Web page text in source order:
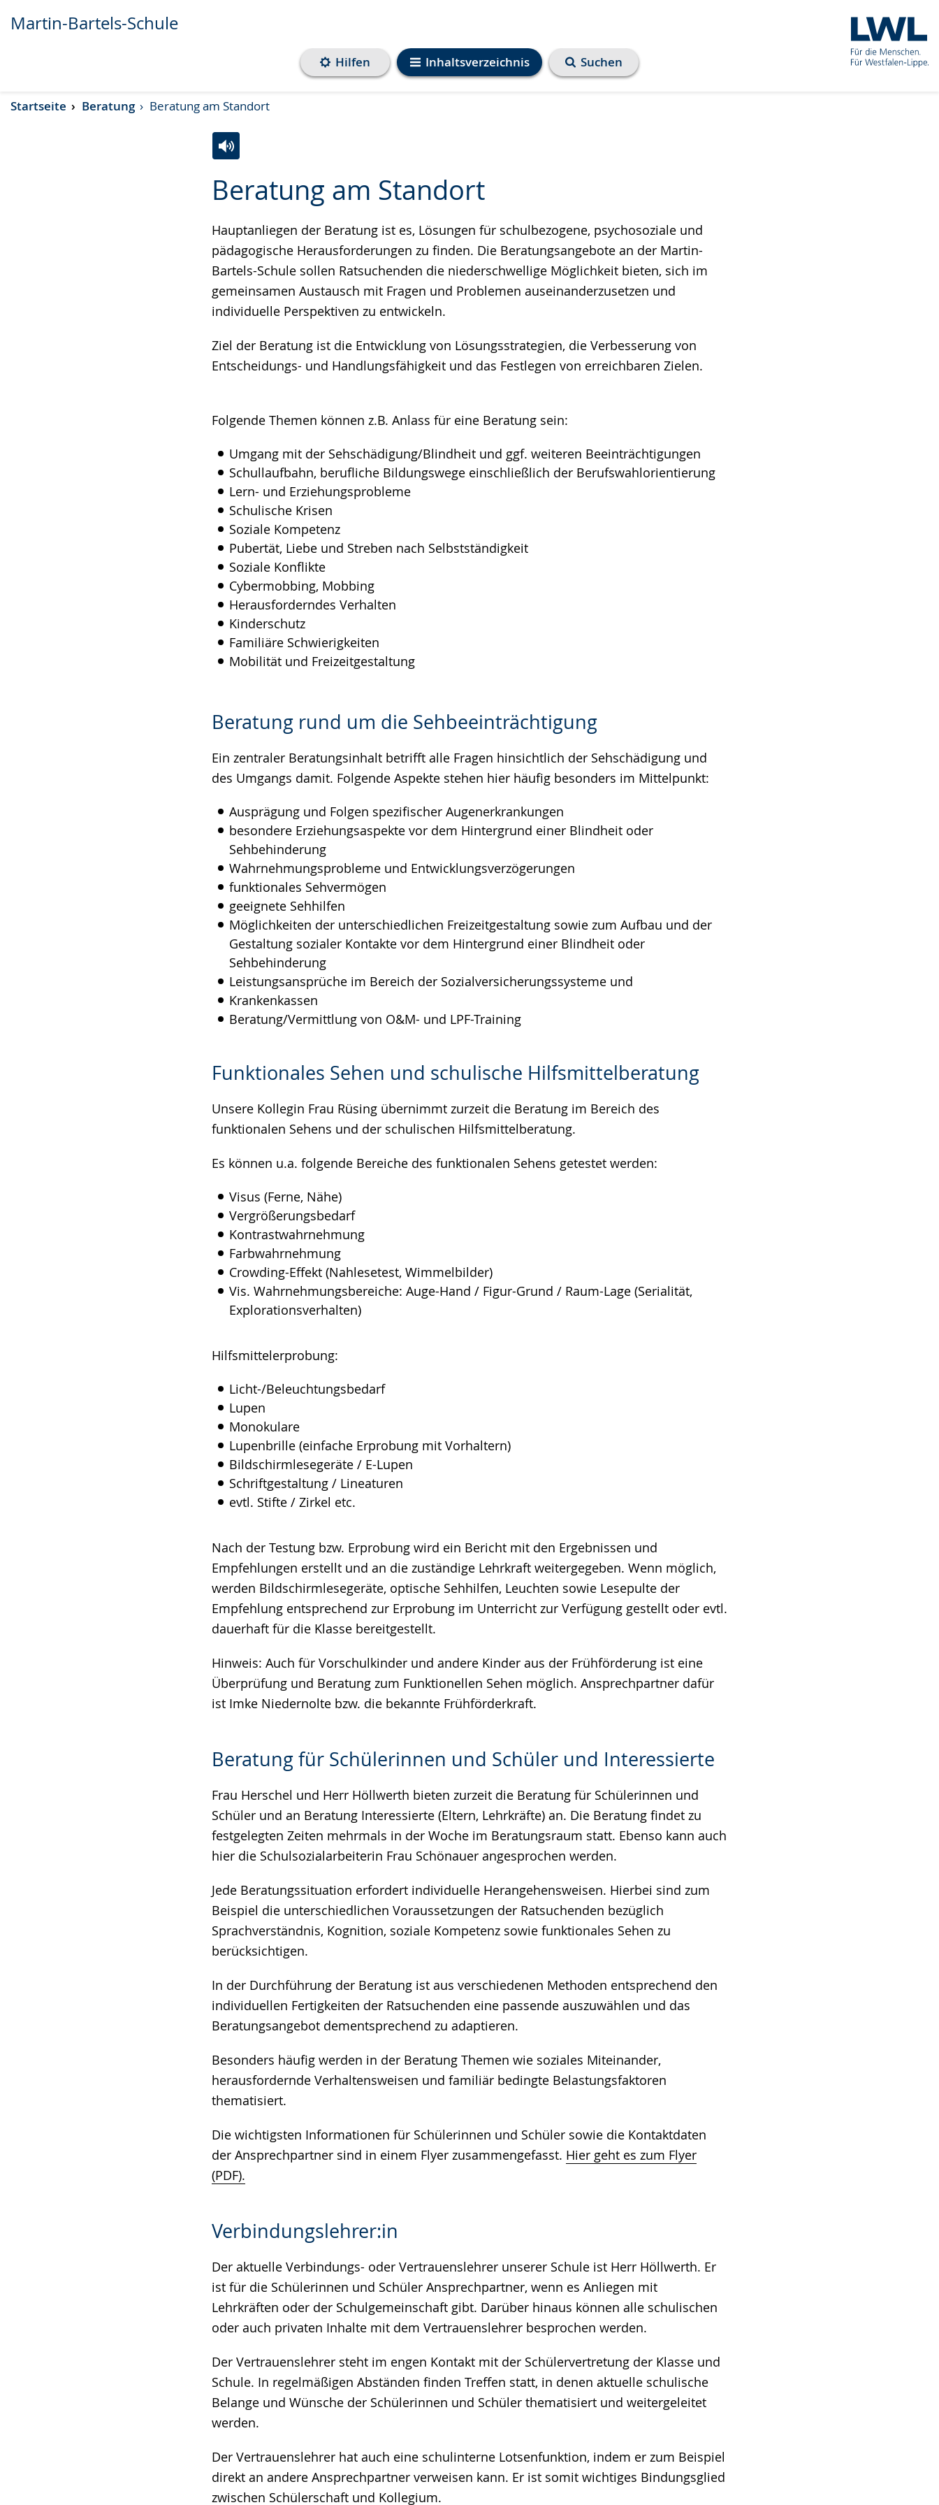
Transkript anzeigen
Abspielen
Pausieren
Martin-Bartels-Schule
Inhaltsverzeichnis
Hilfen Suchen
Startseite Beratung Beratung am Standort
Beratung am Standort
Hauptanliegen der Beratung ist es, Lösungen für schulbezogene, psychosoziale und
pädagogische Herausforderungen zu finden. Die Beratungsangebote an der Martin-
Bartels-Schule sollen Ratsuchenden die niederschwellige Möglichkeit bieten, sich im
gemeinsamen Austausch mit Fragen und Problemen auseinanderzusetzen und
individuelle Perspektiven zu entwickeln.
Ziel der Beratung ist die Entwicklung von Lösungsstrategien, die Verbesserung von
Entscheidungs- und Handlungsfähigkeit und das Festlegen von erreichbaren Zielen.
Folgende Themen können z.B. Anlass für eine Beratung sein:
Umgang mit der Sehschädigung/Blindheit und ggf. weiteren Beeinträchtigungen
Schullaufbahn, berufliche Bildungswege einschließlich der Berufswahlorientierung
Lern- und Erziehungsprobleme
Schulische Krisen
Soziale Kompetenz
Pubertät, Liebe und Streben nach Selbstständigkeit
Soziale Konflikte
Cybermobbing, Mobbing
Herausforderndes Verhalten
Kinderschutz
Familiäre Schwierigkeiten
Mobilität und Freizeitgestaltung
Beratung rund um die Sehbeeinträchtigung
Ein zentraler Beratungsinhalt betrifft alle Fragen hinsichtlich der Sehschädigung und
des Umgangs damit. Folgende Aspekte stehen hier häufig besonders im Mittelpunkt:
Ausprägung und Folgen spezifischer Augenerkrankungen
besondere Erziehungsaspekte vor dem Hintergrund einer Blindheit oder
Sehbehinderung
Wahrnehmungsprobleme und Entwicklungsverzögerungen
funktionales Sehvermögen
geeignete Sehhilfen
Möglichkeiten der unterschiedlichen Freizeitgestaltung sowie zum Aufbau und der
Gestaltung sozialer Kontakte vor dem Hintergrund einer Blindheit oder
Sehbehinderung
Leistungsansprüche im Bereich der Sozialversicherungssysteme und
Krankenkassen
Beratung/Vermittlung von O&M- und LPF-Training
Funktionales Sehen und schulische Hilfsmittelberatung
Unsere Kollegin Frau Rüsing übernimmt zurzeit die Beratung im Bereich des
funktionalen Sehens und der schulischen Hilfsmittelberatung.
Es können u.a. folgende Bereiche des funktionalen Sehens getestet werden:
Visus (Ferne, Nähe)
Vergrößerungsbedarf
Kontrastwahrnehmung
Farbwahrnehmung
Crowding-Effekt (Nahlesetest, Wimmelbilder)
Vis. Wahrnehmungsbereiche: Auge-Hand / Figur-Grund / Raum-Lage (Serialität,
Explorationsverhalten)
Hilfsmittelerprobung:
Licht-/Beleuchtungsbedarf
Lupen
Monokulare
Lupenbrille (einfache Erprobung mit Vorhaltern)
Bildschirmlesegeräte / E-Lupen
Schriftgestaltung / Lineaturen
evtl. Stifte / Zirkel etc.
Nach der Testung bzw. Erprobung wird ein Bericht mit den Ergebnissen und
Empfehlungen erstellt und an die zuständige Lehrkraft weitergegeben. Wenn möglich,
werden Bildschirmlesegeräte, optische Sehhilfen, Leuchten sowie Lesepulte der
Empfehlung entsprechend zur Erprobung im Unterricht zur Verfügung gestellt oder evtl.
dauerhaft für die Klasse bereitgestellt.
Hinweis: Auch für Vorschulkinder und andere Kinder aus der Frühförderung ist eine
Überprüfung und Beratung zum Funktionellen Sehen möglich. Ansprechpartner dafür
ist Imke Niedernolte bzw. die bekannte Frühförderkraft.
Beratung für Schülerinnen und Schüler und Interessierte
Frau Herschel und Herr Höllwerth bieten zurzeit die Beratung für Schülerinnen und
Schüler und an Beratung Interessierte (Eltern, Lehrkräfte) an. Die Beratung findet zu
festgelegten Zeiten mehrmals in der Woche im Beratungsraum statt. Ebenso kann auch
hier die Schulsozialarbeiterin Frau Schönauer angesprochen werden.
Jede Beratungssituation erfordert individuelle Herangehensweisen. Hierbei sind zum
Beispiel die unterschiedlichen Voraussetzungen der Ratsuchenden bezüglich
Sprachverständnis, Kognition, soziale Kompetenz sowie funktionales Sehen zu
berücksichtigen.
In der Durchführung der Beratung ist aus verschiedenen Methoden entsprechend den
individuellen Fertigkeiten der Ratsuchenden eine passende auszuwählen und das
Beratungsangebot dementsprechend zu adaptieren.
Besonders häufig werden in der Beratung Themen wie soziales Miteinander,
herausfordernde Verhaltensweisen und familiär bedingte Belastungsfaktoren
thematisiert.
Die wichtigsten Informationen für Schülerinnen und Schüler sowie die Kontaktdaten
der Ansprechpartner sind in einem Flyer zusammengefasst. Hier geht es zum Flyer
(PDF).
Verbindungslehrer:in
Der aktuelle Verbindungs- oder Vertrauenslehrer unserer Schule ist Herr Höllwerth. Er
ist für die Schülerinnen und Schüler Ansprechpartner, wenn es Anliegen mit
Lehrkräften oder der Schulgemeinschaft gibt. Darüber hinaus können alle schulischen
oder auch privaten Inhalte mit dem Vertrauenslehrer besprochen werden.
Der Vertrauenslehrer steht im engen Kontakt mit der Schülervertretung der Klasse und
Schule. In regelmäßigen Abständen finden Treffen statt, in denen aktuelle schulische
Belange und Wünsche der Schülerinnen und Schüler thematisiert und weitergeleitet
werden.
Der Vertrauenslehrer hat auch eine schulinterne Lotsenfunktion, indem er zum Beispiel
direkt an andere Ansprechpartner verweisen kann. Er ist somit wichtiges Bindungsglied
zwischen Schülerschaft und Kollegium.
Leichten
wechseln.
Audio-
Video
Deutscher
Gebärdensprache
wird
angezeigt.